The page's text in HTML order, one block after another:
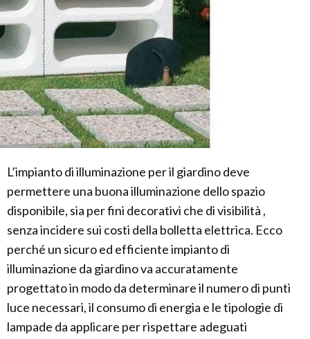
L’impianto di illuminazione per il giardino deve
permettere una buona illuminazione dello spazio
disponibile, sia per fini decorativi che di visibilità ,
senza incidere sui costi della bolletta elettrica. Ecco
perché un sicuro ed efficiente impianto di
illuminazione da giardino va accuratamente
progettato in modo da determinare il numero di punti
luce necessari, il consumo di energia e le tipologie di
lampade da applicare per rispettare adeguati